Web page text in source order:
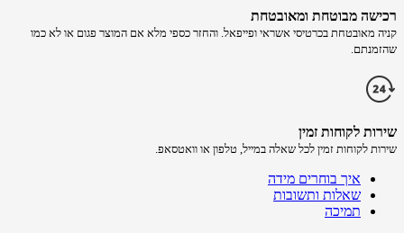
רכישה​ מבוטחת ​ומאובטחת
קניה מאובטחת בכרטיסי אשראי ופייפאל. והחזר כספי מלא אם המוצר פגום או לא כמו
שהזמנתם.
שירות לקוחות זמין
שירות לקוחות זמין לכל שאלה במייל, טלפון או וואטסאפ.
איך בוחרים מידה
שאלות ותשובות
תמיכה